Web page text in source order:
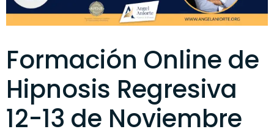
Formación Online de
Hipnosis Regresiva
12-13 de Noviembre